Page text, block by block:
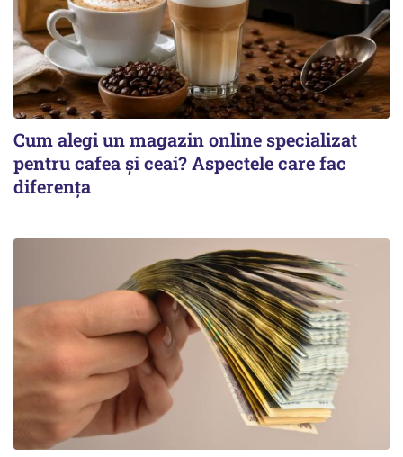
Cum alegi un magazin online specializat
pentru cafea și ceai? Aspectele care fac
diferența